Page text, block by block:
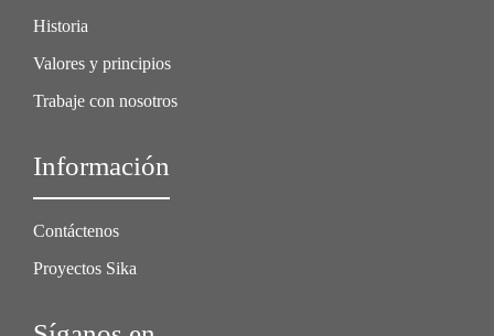
Historia
Valores y principios
Trabaje con nosotros
Información
Contáctenos
Proyectos Sika